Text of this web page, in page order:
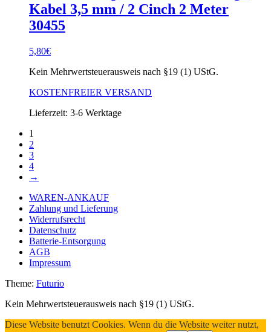
Kabel 3,5 mm / 2 Cinch 2 Meter
30455
5,80€
Kein Mehrwertsteuerausweis nach §19 (1) UStG.
KOSTENFREIER VERSAND
Lieferzeit: 3-6 Werktage
1
2
3
4
→
WAREN-ANKAUF
Zahlung und Lieferung
Widerrufsrecht
Datenschutz
Batterie-Entsorgung
AGB
Impressum
Theme: Futurio
Kein Mehrwertsteuerausweis nach §19 (1) UStG.
Diese Website benutzt Cookies. Wenn du die Website weiter nutzt,